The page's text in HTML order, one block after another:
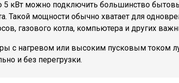
5 кВт можно подключить большинство
Такой мощности обычно хватает для
газового котла, компьютера и других
с нагревом или высоким пусковым током
и без перегрузки.